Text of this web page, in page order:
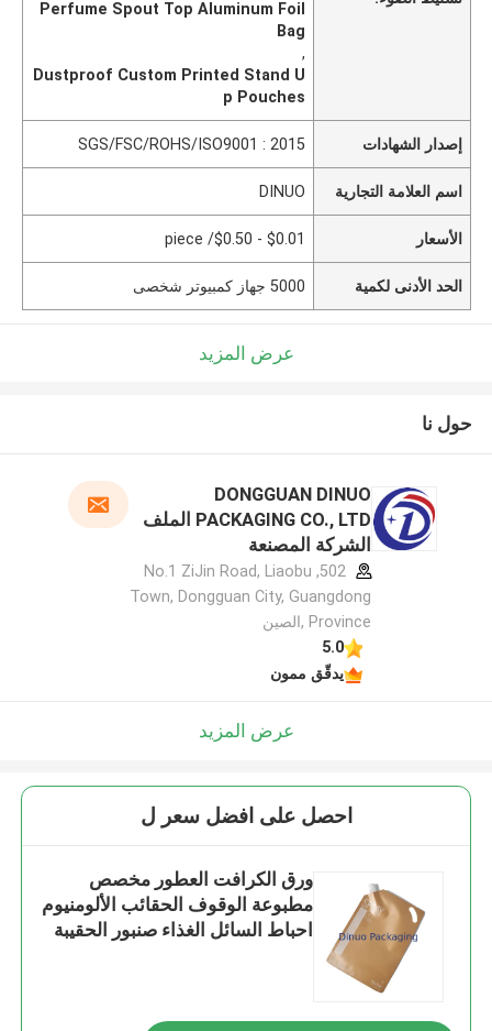
Perfume Spout Top Aluminum Foil
Bag
,
Dustproof Custom Printed Stand U
p Pouches
إصدار الشهادات SGS/FSC/ROHS/ISO9001 : 2015
اسم العلامة التجارية DINUO
الأسعار $0.01 - $0.50/ piece
الحد الأدنى لكمية 5000 جهاز كمبيوتر شخصى
عرض المزيد
حول نا
DONGGUAN DINUO
PACKAGING CO., LTD الملف
الشركة المصنعة
502, No.1 ZiJin Road, Liaobu
Town, Dongguan City, Guangdong
Province ,الصين
5.0
يدقّق ممون
عرض المزيد
احصل على افضل سعر ل
ورق الكرافت العطور مخصص
مطبوعة الوقوف الحقائب الألومنيوم
احباط السائل الغذاء صنبور الحقيبة